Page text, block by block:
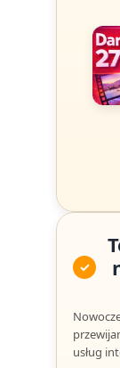
✓
usług